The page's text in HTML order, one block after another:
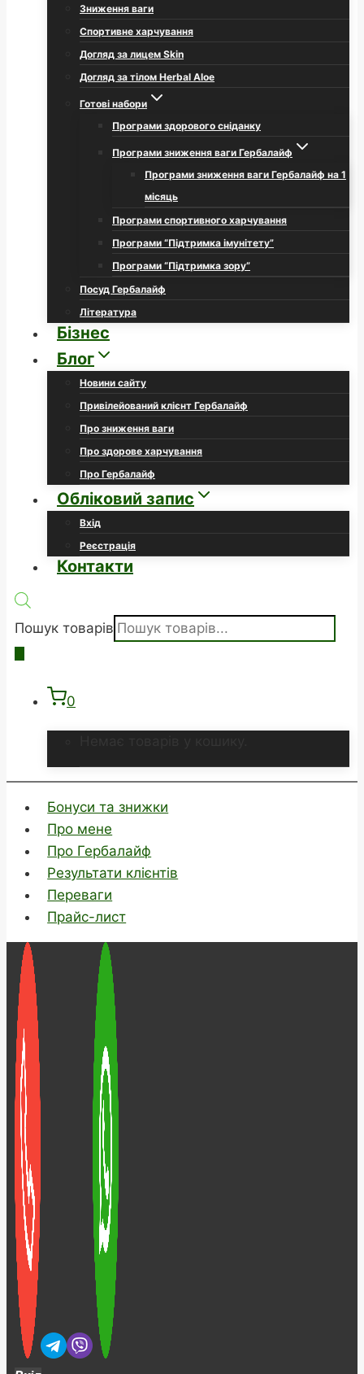
Зниження ваги
Спортивне харчування
Догляд за лицем Skin
Догляд за тілом Herbal Aloe
Готові набори
Програми здорового сніданку
Програми зниження ваги Гербалайф
Програми зниження ваги Гербалайф на 1
місяць
Програми спортивного харчування
Програми “Підтримка імунітету”
Програми “Підтримка зору”
Посуд Гербалайф
Література
Бізнес
Блог
Новини сайту
Привілейований клієнт Гербалайф
Про зниження ваги
Про здорове харчування
Про Гербалайф
Обліковий запис
Вхід
Реєстрація
Контакти
Пошук товарів
0
Бонуси та знижки
Про мене
Про Гербалайф
Результати клієнтів
Переваги
Прайс-лист